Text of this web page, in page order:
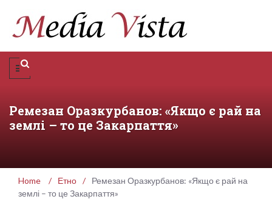
Ремезан Оразкурбанов: «Якщо є рай на
землі – то це Закарпаття»
Home / Етно /
Ремезан Оразкурбанов: «Якщо є рай на
землі – то це Закарпаття»